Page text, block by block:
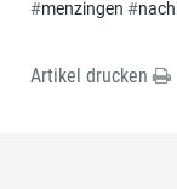
#menzingen #
Artikel drucken